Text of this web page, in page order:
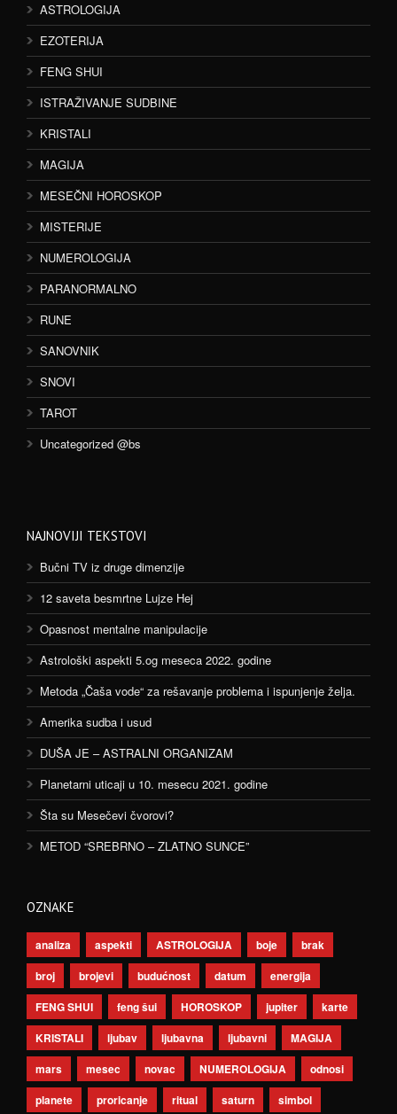
ASTROLOGIJA
EZOTERIJA
FENG SHUI
ISTRAŽIVANJE SUDBINE
KRISTALI
MAGIJA
MESEČNI HOROSKOP
MISTERIJE
NUMEROLOGIJA
PARANORMALNO
RUNE
SANOVNIK
SNOVI
TAROT
Uncategorized @bs
NAJNOVIJI TEKSTOVI
Bučni TV iz druge dimenzije
12 saveta besmrtne Lujze Hej
Opasnost mentalne manipulacije
Astrološki aspekti 5.og meseca 2022. godine
Metoda „Čaša vode“ za rešavanje problema i ispunjenje želja.
Amerika sudba i usud
DUŠA JE – ASTRALNI ORGANIZAM
Planetarni uticaji u 10. mesecu 2021. godine
Šta su Mesečevi čvorovi?
METOD “SREBRNO – ZLATNO SUNCE”
OZNAKE
analiza aspekti ASTROLOGIJA boje
brak
broj
brojevi budućnost datum
energija
FENG SHUI
feng šui HOROSKOP jupiter
karte
KRISTALI
ljubav ljubavna ljubavni
MAGIJA
mars
mesec novac NUMEROLOGIJA
odnosi
planete
proricanje ritual saturn simbol